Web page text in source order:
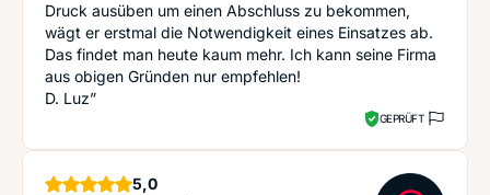
Druck ausüben um einen Abschluss zu bekommen,
wägt er erstmal die Notwendigkeit eines Einsatzes ab.
Das findet man heute kaum mehr. Ich kann seine Firma
aus obigen Gründen nur empfehlen!
D. Luz”
GEPRÜFT
5,0Sterne